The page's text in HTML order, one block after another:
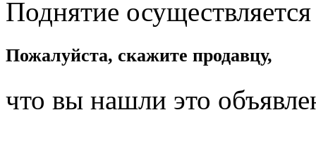
Поднятие
Пожалуйста, скажите продавцу,
что вы нашли это